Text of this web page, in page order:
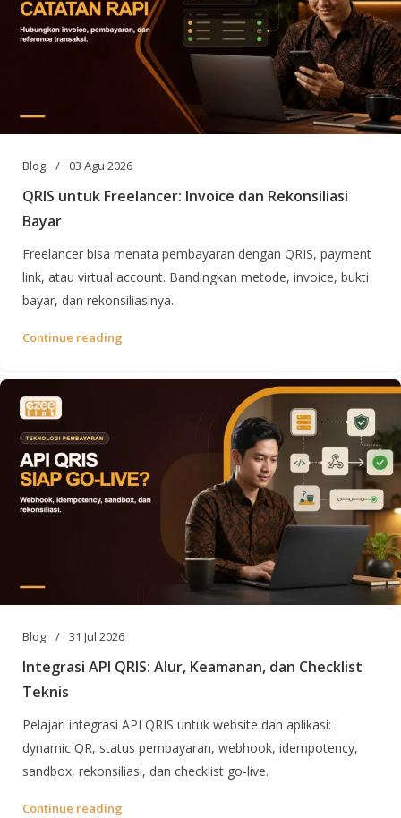
Blog 03 Agu 2026
QRIS untuk Freelancer: Invoice dan Rekonsiliasi
Bayar
Freelancer bisa menata pembayaran dengan QRIS, payment
link, atau virtual account. Bandingkan metode, invoice, bukti
bayar, dan rekonsiliasinya.
Continue reading
Blog 31 Jul 2026
Integrasi API QRIS: Alur, Keamanan, dan Checklist
Teknis
Pelajari integrasi API QRIS untuk website dan aplikasi:
dynamic QR, status pembayaran, webhook, idempotency,
sandbox, rekonsiliasi, dan checklist go-live.
Continue reading